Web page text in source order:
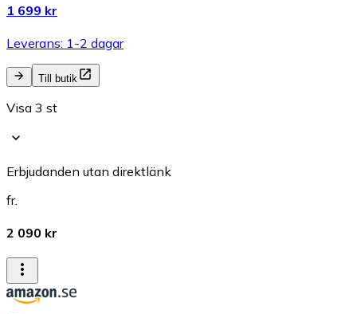
1 699 kr
Leverans: 1-2 dagar
Till butik
Visa 3 st
Erbjudanden utan direktlänk
fr.
2 090 kr